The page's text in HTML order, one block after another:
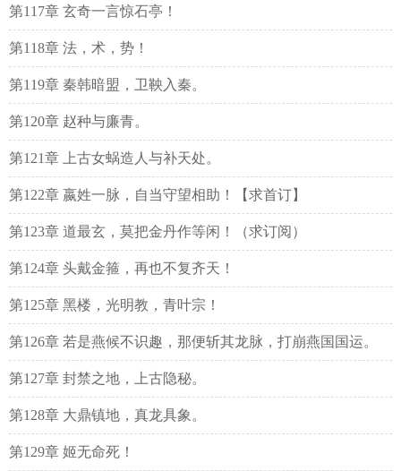
第117章 玄奇一言惊石亭！
第118章 法，术，势！
第119章 秦韩暗盟，卫鞅入秦。
第120章 赵种与廉青。
第121章 上古女蜗造人与补天处。
第122章 嬴姓一脉，自当守望相助！【求首订】
第123章 道最玄，莫把金丹作等闲！（求订阅）
第124章 头戴金箍，再也不复齐天！
第125章 黑楼，光明教，青叶宗！
第126章 若是燕候不识趣，那便斩其龙脉，打崩燕国国运。
第127章 封禁之地，上古隐秘。
第128章 大鼎镇地，真龙具象。
第129章 姬无命死！